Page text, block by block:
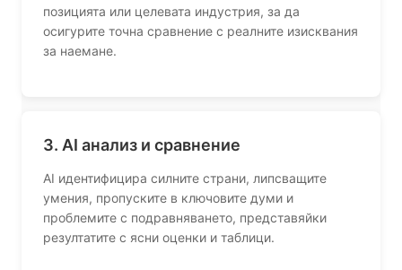
позицията или целевата индустрия, за да
осигурите точна сравнение с реалните изисквания
за наемане.
3. AI анализ и сравнение
AI идентифицира силните страни, липсващите
умения, пропуските в ключовите думи и
проблемите с подравняването, представяйки
резултатите с ясни оценки и таблици.